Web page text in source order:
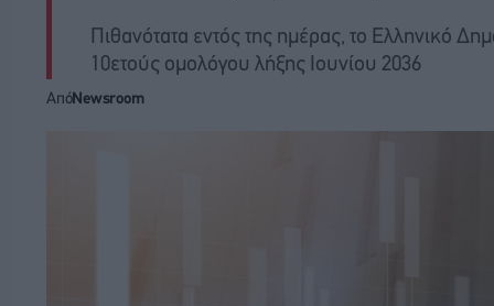
Πιθανότατα εντός της ημέρας, το Ελληνικό
10ετούς ομολόγου λήξης Ιουνίου 2036
ΑπόNewsroom